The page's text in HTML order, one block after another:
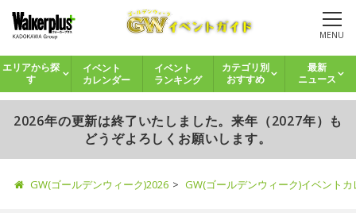
MENU
エリアから探
す
イベント
カレンダー
イベント
ランキング
カテゴリ別
おすすめ
最新
ニュース
2026年の更新は終了いたしました。来年（2027年）も
どうぞよろしくお願いします。
GW(ゴールデンウィーク)2026 GW(ゴールデンウィーク)イベント